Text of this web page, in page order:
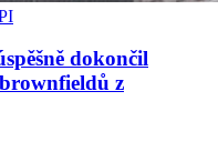
dokončil
z